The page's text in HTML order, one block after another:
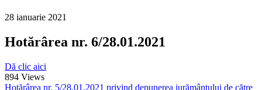
28 ianuarie 2021
Hotărârea nr. 6/28.01.2021
Dă clic aici
894 Views
Hotărârea nr. 5/28.01.2021 privind depunerea jurământului de către